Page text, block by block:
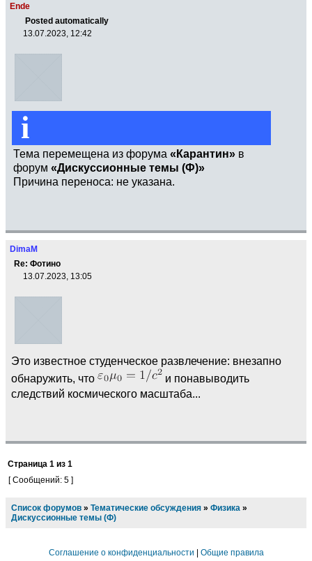
Ende
Posted automatically
13.07.2023, 12:42
i
Тема перемещена из форума «Карантин» в
форум «Дискуссионные темы (Ф)»
Причина переноса: не указана.
DimaM
Re: Фотино
13.07.2023, 13:05
Это известное студенческое развлечение: внезапно
обнаружить, что
и понавыводить
следствий космического масштаба...
Страница 1 из 1
[ Сообщений: 5 ]
Список форумов » Тематические обсуждения » Физика »
Дискуссионные темы (Ф)
Соглашение о конфиденциальности | Общие правила